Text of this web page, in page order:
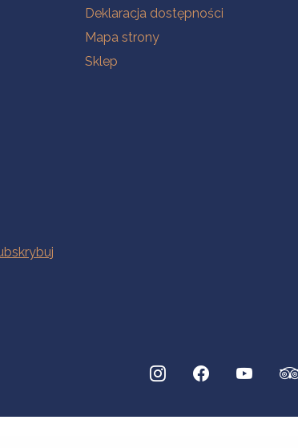
Deklaracja dostępności
Mapa strony
Sklep